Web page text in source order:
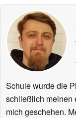
Schule wurde die
schließlich meinen
mich geschehen.